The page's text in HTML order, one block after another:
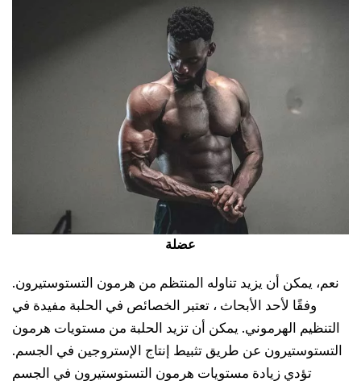
عضلة
نعم، يمكن أن يزيد تناوله المنتظم من هرمون التستوستيرون.
وفقًا لأحد الأبحاث ، تعتبر الخصائص في الحلبة مفيدة في
التنظيم الهرموني. يمكن أن تزيد الحلبة من مستويات هرمون
التستوستيرون عن طريق تثبيط إنتاج الإستروجين في الجسم.
تؤدي زيادة مستويات هرمون التستوستيرون في الجسم